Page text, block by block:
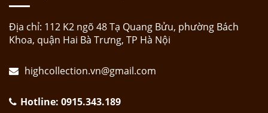
Địa chỉ: 112 K2 ngõ 48 Tạ Quang Bửu, phường Bách
Khoa, quận Hai Bà Trưng, TP Hà Nội
highcollection.vn@gmail.com
Hotline: 0915.343.189